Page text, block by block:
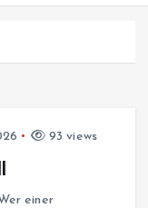
93 views
einer